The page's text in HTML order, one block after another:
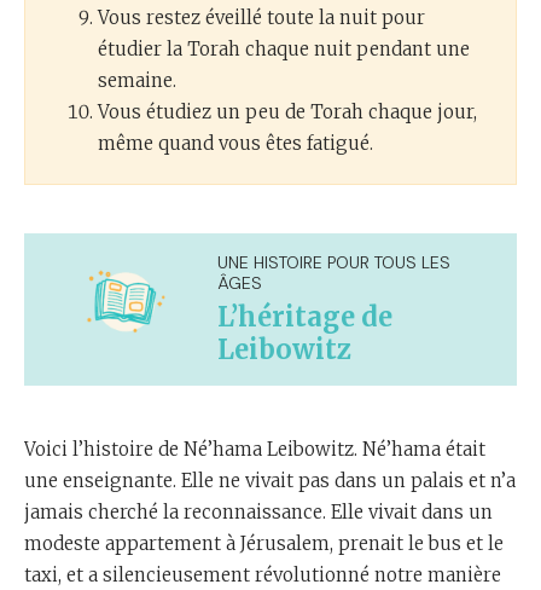
Vous restez éveillé toute la nuit pour
étudier la Torah chaque nuit pendant une
semaine.
Vous étudiez un peu de Torah chaque jour,
même quand vous êtes fatigué.
UNE HISTOIRE POUR TOUS LES
ÂGES
L’héritage de
Leibowitz
Voici l’histoire de Né’hama Leibowitz. Né’hama était
une enseignante. Elle ne vivait pas dans un palais et n’a
jamais cherché la reconnaissance. Elle vivait dans un
modeste appartement à Jérusalem, prenait le bus et le
taxi, et a silencieusement révolutionné notre manière